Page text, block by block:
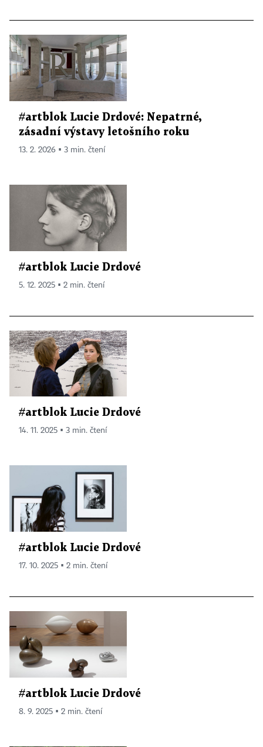
#artblok Lucie Drdové: Nepatrné,
zásadní výstavy letošního roku
13. 2. 2026 ▪ 3 min. čtení
#artblok Lucie Drdové
5. 12. 2025 ▪ 2 min. čtení
#artblok Lucie Drdové
14. 11. 2025 ▪ 3 min. čtení
#artblok Lucie Drdové
17. 10. 2025 ▪ 2 min. čtení
#artblok Lucie Drdové
8. 9. 2025 ▪ 2 min. čtení